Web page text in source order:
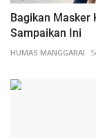
Bagikan Masker
Sampaikan Ini
HUMAS MANGGARAI